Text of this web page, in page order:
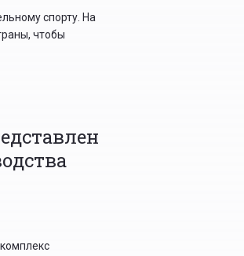
спорту. На
чтобы